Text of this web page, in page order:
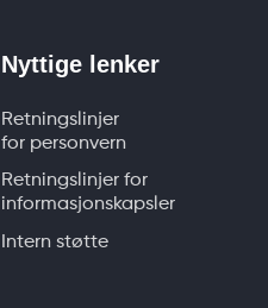
Nyttige lenker
Retningslinjer
for personvern
Retningslinjer for
informasjonskapsler
Intern støtte